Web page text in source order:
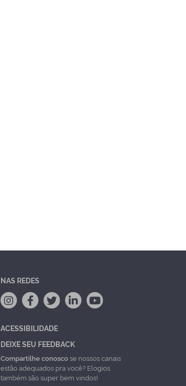
NAS REDES
ACESSIBILIDADE
DEIXE SEU FEEDBACK
Compartilhe conoscose nossos canais
estão adequados pra você? Elogios
também são super bem vindos!